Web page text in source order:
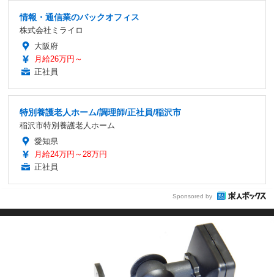
情報・通信業のバックオフィス
株式会社ミライロ
大阪府
月給26万円～
正社員
特別養護老人ホーム/調理師/正社員/稲沢市
稲沢市特別養護老人ホーム
愛知県
月給24万円～28万円
正社員
Sponsored by